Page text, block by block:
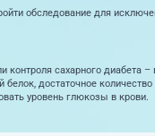
обследование для
сахарного диабета
достаточное
уровень глюкозы в крови.